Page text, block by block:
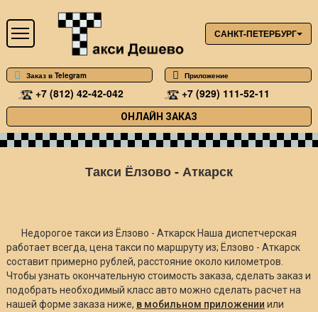
САНКТ-ПЕТЕРБУРГ
Заказ в Telegram Приложение
+7 (812) 42-42-042 +7 (929) 111-52-11
ОНЛАЙН ЗАКАЗ
Такси Ёлзово - Аткарск
Недорогое такси из Ёлзово - Аткарск Наша диспетчерская
работает всегда, цена такси по маршруту из; Ёлзово - Аткарск
составит примерно рублей, расстояние около километров.
Чтобы узнать окончательную стоимость заказа, сделать заказ и
подобрать необходимый класс авто можно сделать расчет на
нашей форме заказа ниже, в мобильном приложении или